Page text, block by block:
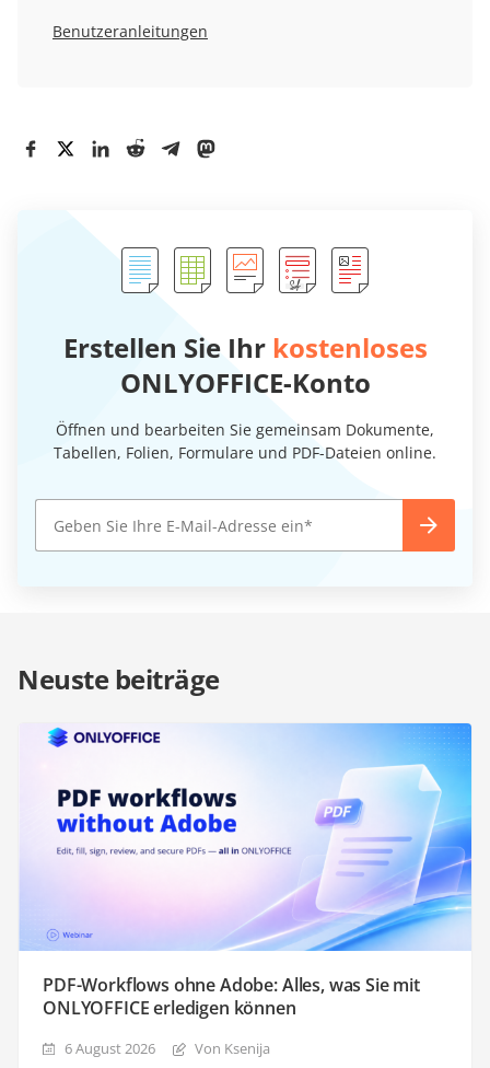
Benutzeranleitungen
Erstellen Sie Ihr kostenloses
ONLYOFFICE-Konto
Öffnen und bearbeiten Sie gemeinsam Dokumente,
Tabellen, Folien, Formulare und PDF-Dateien online.
Neuste beiträge
PDF-Workflows ohne Adobe: Alles, was Sie mit
ONLYOFFICE erledigen können
6 August 2026 Von Ksenija